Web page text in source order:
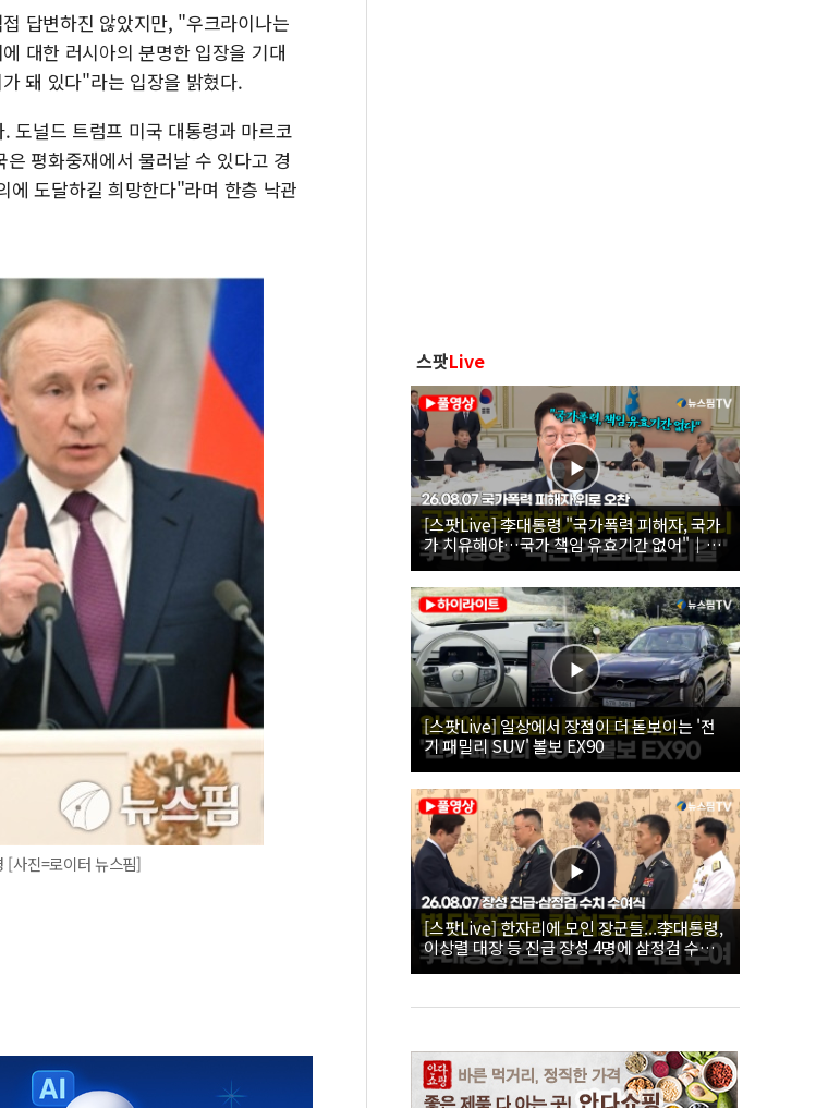
답변하진 않았지만, "우크라이나는
대한 러시아의 분명한 입장을 기대
돼 있다"라는 입장을 밝혔다.
도널드 트럼프 미국 대통령과 마르코
평화중재에서 물러날 수 있다고 경
도달하길 희망한다"라며 한층 낙관
[사진=로이터 뉴스핌]
스팟Live
[스팟Live] 李대통령 "국가폭력 피해자, 국가
가 치유해야…국가 책임 유효기간 없어"｜
26.08.07 국가폭력 피해자 위로 오찬
[스팟Live] 일상에서 장점이 더 돋보이는 '전
기 패밀리 SUV' 볼보 EX90
[스팟Live] 한자리에 모인 장군들...李대통령,
이상렬 대장 등 진급 장성 4명에 삼정검 수치
직접 수여｜26.08.07 장성 진급·삼정검 수치